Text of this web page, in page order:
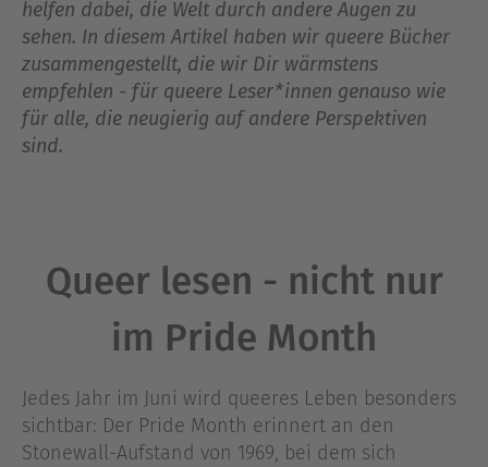
helfen dabei, die Welt durch andere Augen zu
sehen. In diesem Artikel haben wir queere Bücher
zusammengestellt, die wir Dir wärmstens
empfehlen - für queere Leser*innen genauso wie
für alle, die neugierig auf andere Perspektiven
sind.
Queer lesen - nicht nur
im Pride Month
Jedes Jahr im Juni wird queeres Leben besonders
sichtbar: Der Pride Month erinnert an den
Stonewall-Aufstand von 1969, bei dem sich